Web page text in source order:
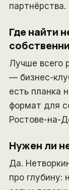
партнёрства.
Где найти
Лучше всего
— бизнес-
есть планка
формат для
Ростове-на-
Нужен ли
Да.
про глубину: